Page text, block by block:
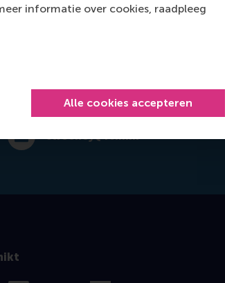
informatie over cookies, raadpleeg
Alle cookies accepteren
E-mail sweeney@rsm.nl
sweeney@rsm.nl